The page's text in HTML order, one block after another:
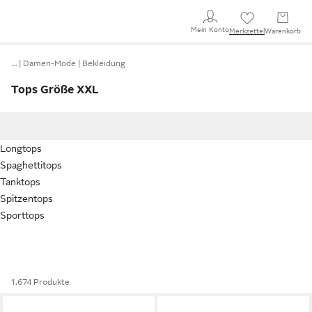
Mein KontoMerkzettel Warenkorb
… Damen-Mode Bekleidung
Tops Größe XXL
Longtops
Spaghettitops
Tanktops
Spitzentops
Sporttops
1.674 Produkte